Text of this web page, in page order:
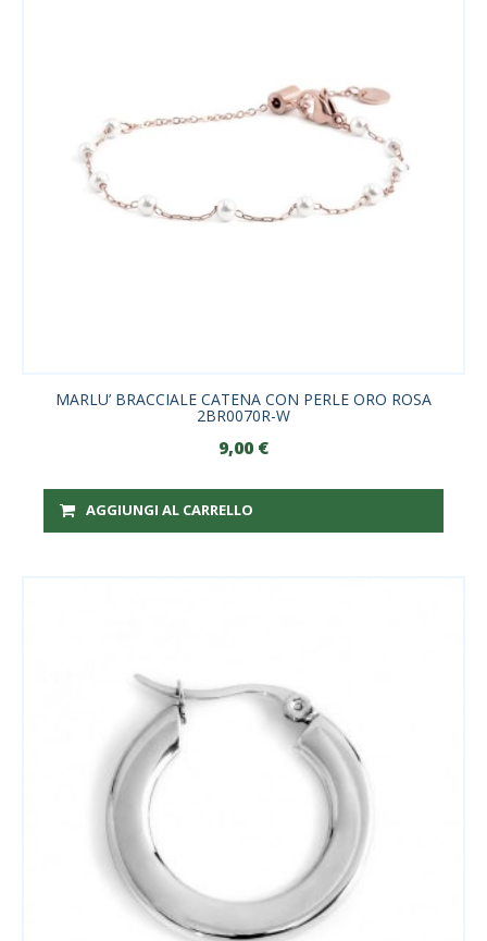
MARLU’ BRACCIALE CATENA CON PERLE ORO ROSA
2BR0070R-W
9,00 €
AGGIUNGI AL CARRELLO